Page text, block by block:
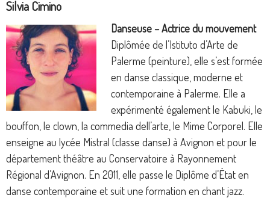
Silvia Cimino
Danseuse – Actrice du mouvement
Diplômée de l’Istituto d’Arte de
Palerme (peinture), elle s’est formée
en danse classique, moderne et
contemporaine à Palerme. Elle a
expérimenté également le Kabuki, le
bouffon, le clown, la commedia dell’arte, le Mime Corporel. Elle
enseigne au lycée Mistral (classe danse) à Avignon et pour le
département théâtre au Conservatoire à Rayonnement
Régional d’Avignon. En 2011, elle passe le Diplôme d’État en
danse contemporaine et suit une formation en chant jazz.